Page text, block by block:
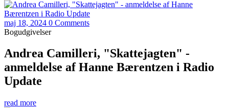
maj 18, 2024 0 Comments
Bogudgivelser
Andrea Camilleri, "Skattejagten" -
anmeldelse af Hanne Bærentzen i Radio
Update
read more